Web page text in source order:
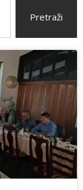
Pretraži